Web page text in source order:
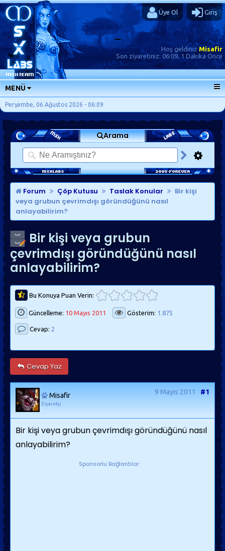
Üye Ol Giriş
Hoş geldinizMisafir
Son ziyaretiniz: 06:09, 1 Dakika Önce
MENÜ
ANA SAYFA
FORUMLAR
SORU-CEVAP
GÜNLÜKLER
SON MESAJLAR
KISAYOLLAR
Perşembe, 06 Ağustos 2026 - 06:09
Arama
Forum Çöp Kutusu Taslak Konular
Bir kişi
veya grubun çevrimdışı göründüğünü nasıl
anlayabilirim?
Bir kişi veya grubun
çevrimdışı göründüğünü nasıl
anlayabilirim?
Bu Konuya Puan Verin:
Güncelleme: 10 Mayıs 2011 Gösterim: 1.875
Cevap: 2
Cevap Yaz
Misafir
Ziyaretçi
9 Mayıs 2011 #1
Bir kişi veya grubun çevrimdışı göründüğünü nasıl
anlayabilirim?
Sponsorlu Bağlantılar